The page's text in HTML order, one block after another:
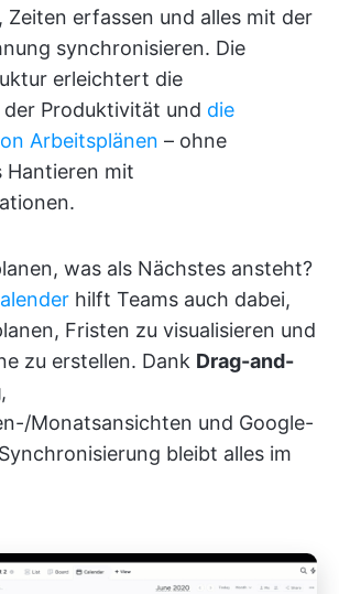
Zeiten erfassen und alles mit der
synchronisieren. Die
erleichtert die
Produktivität und die
Arbeitsplänen – ohne
Hantieren mit
was als Nächstes ansteht?
hilft Teams auch dabei,
Fristen zu visualisieren und
zu erstellen. Dank Drag-and-
,
Monatsansichten und Google-
bleibt alles im